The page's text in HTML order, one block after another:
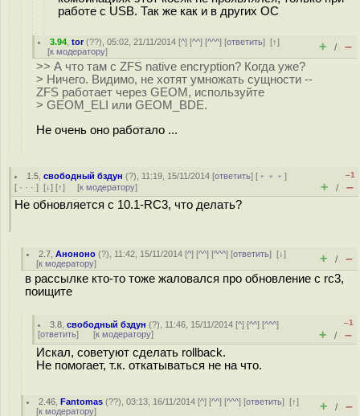
работе с USB. Так же как и в других ОС
3.94 ,tor(??), 05:02, 21/11/2014 [^] [^^] [^^^] [ответить][↑]
[к модератору] + / –
>> А что там с ZFS native encryption? Когда уже?
> Ничего. Видимо, не хотят умножать сущности --
ZFS работает через GEOM, используйте
> GEOM_ELI или GEOM_BDE.
Не очень оно работало ...
1.5 ,свободный бздун (?), 11:19, 15/11/2014 [ответить] [ ﹢﹢﹢]
[ · · · ] [↓] [↑] [к модератору]
–1
+ / –
Не обновляется с 10.1-RC3, что делать?
2.7 ,Анононо (?), 11:42, 15/11/2014 [^] [^^] [^^^] [ответить][↓]
[к модератору] + / –
в рассылке кто-то тоже жаловался про обновление с rc3,
поищите
3.8 ,свободный бздун (?), 11:46, 15/11/2014 [^] [^^] [^^^]
[ответить] [к модератору]
–1
+ / –
Искал, советуют сделать rollback.
Не помогает, т.к. откатываться не на что.
2.46 ,Fantomas (??), 03:13, 16/11/2014 [^] [^^] [^^^] [ответить][↑]
[к модератору] + / –